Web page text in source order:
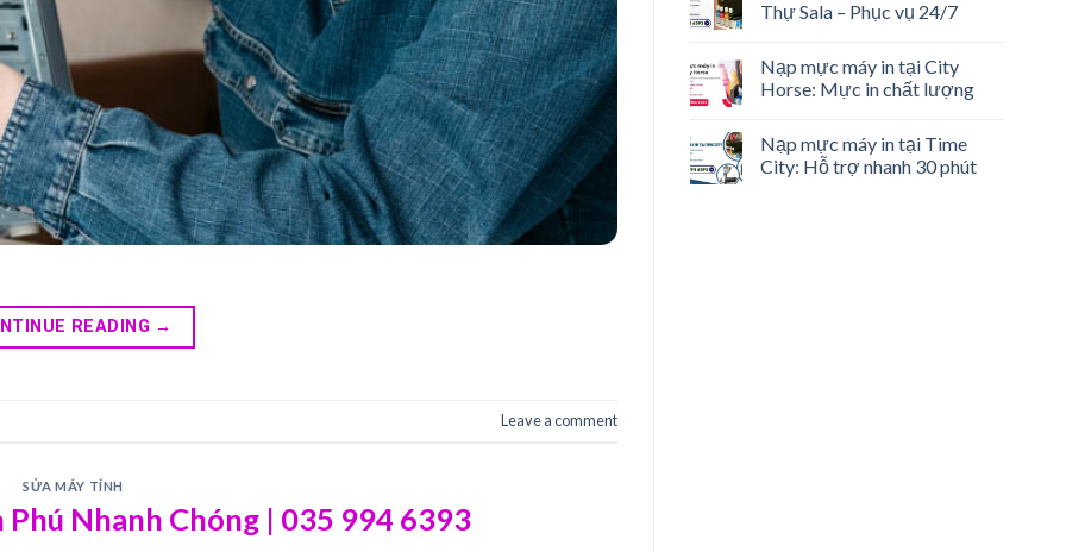
READING →
Leave a comment
SỬA MÁY TÍNH
Nhanh Chóng | 035 994 6393
Thự Sala – Phục vụ 24/7
Nạp mực máy in tại City
Horse: Mực in chất lượng
Nạp mực máy in tại Time
City: Hỗ trợ nhanh 30 phút